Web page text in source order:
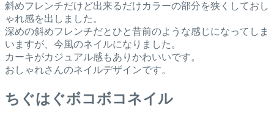
斜めフレンチだけど出来るだけカラーの部分を狭くしておし
ゃれ感を出しました。
深めの斜めフレンチだとひと昔前のような感じになってしま
いますが、今風のネイルになりました。
カーキがカジュアル感もありかわいいです。
おしゃれさんのネイルデザインです。
ちぐはぐボコボコネイル